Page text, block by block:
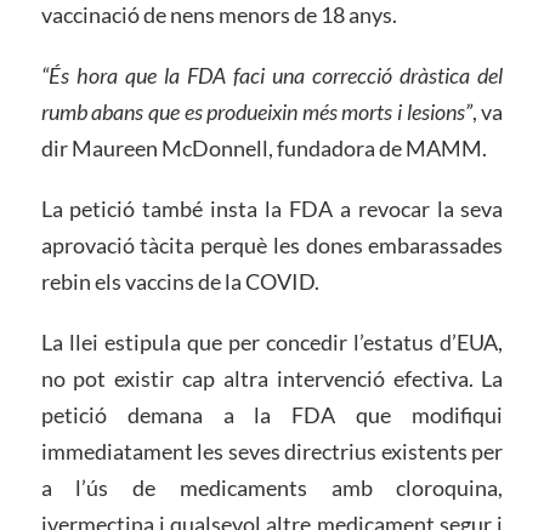
vaccinació de nens menors de 18 anys.
“És hora que la FDA faci una correcció dràstica del
rumb abans que es produeixin més morts i lesions”, va
dir Maureen McDonnell, fundadora de MAMM.
La petició també insta la FDA a revocar la seva
aprovació tàcita perquè les dones embarassades
rebin els vaccins de la COVID.
La llei estipula que per concedir l’estatus d’EUA,
no pot existir cap altra intervenció efectiva. La
petició demana a la FDA que modifiqui
immediatament les seves directrius existents per
a l’ús de medicaments amb cloroquina,
ivermectina i qualsevol altre medicament segur i